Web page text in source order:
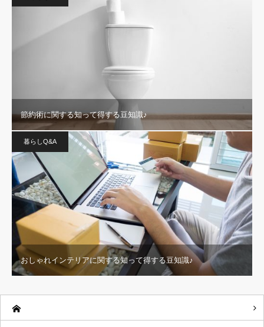
節約術に関する知って得する豆知識♪
暮らしQ&A
おしゃれインテリアに関する知って得する豆知識♪